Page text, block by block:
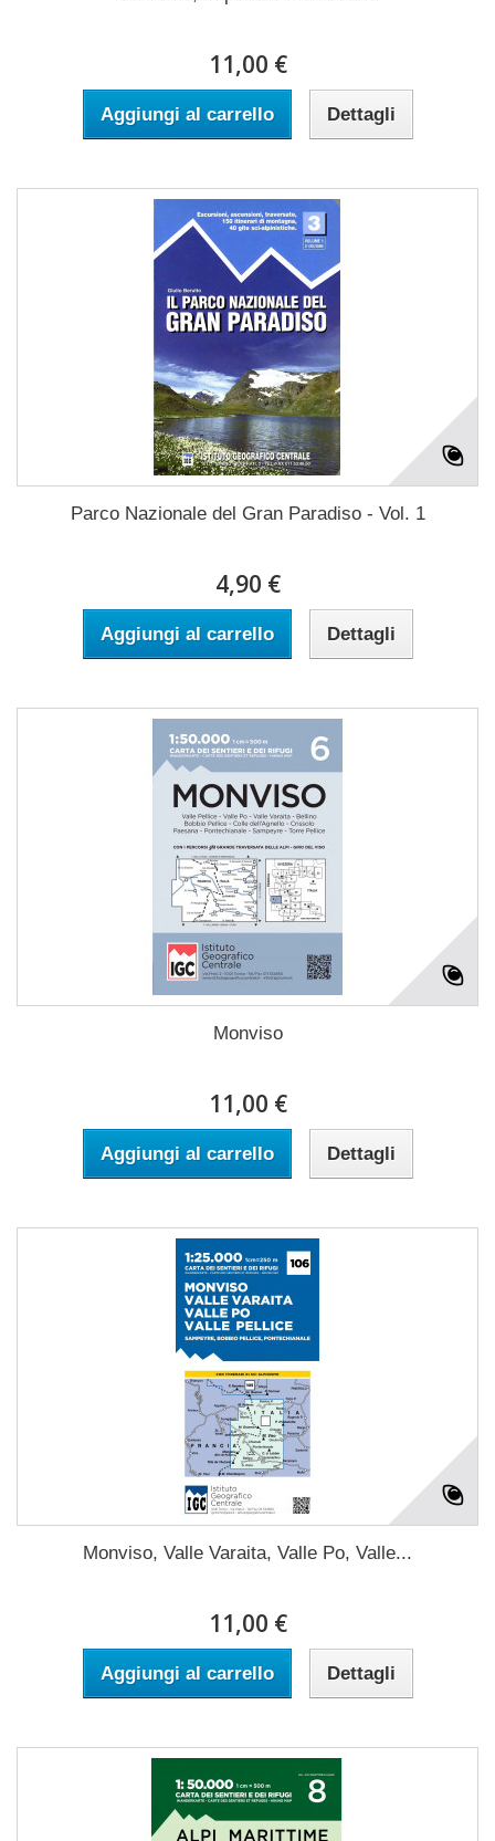
11,00 €
Aggiungi al carrello Dettagli
Parco Nazionale del Gran Paradiso - Vol. 1
4,90 €
Aggiungi al carrello Dettagli
Monviso
11,00 €
Aggiungi al carrello Dettagli
Monviso, Valle Varaita, Valle Po, Valle...
11,00 €
Aggiungi al carrello Dettagli